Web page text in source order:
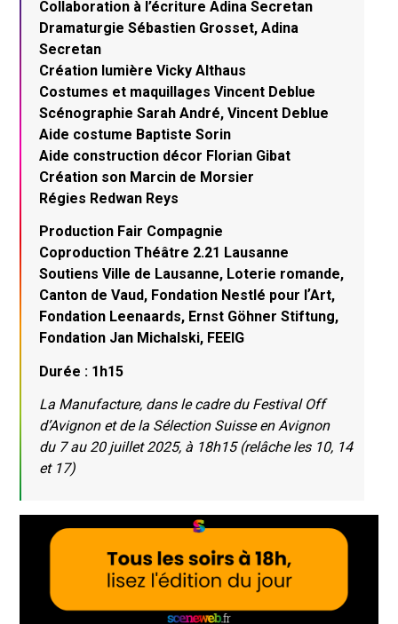
Collaboration à l’écriture Adina Secretan
Dramaturgie Sébastien Grosset, Adina
Secretan
Création lumière Vicky Althaus
Costumes et maquillages Vincent Deblue
Scénographie Sarah André, Vincent Deblue
Aide costume Baptiste Sorin
Aide construction décor Florian Gibat
Création son Marcin de Morsier
Régies Redwan Reys
Production Fair Compagnie
Coproduction Théâtre 2.21 Lausanne
Soutiens Ville de Lausanne, Loterie romande,
Canton de Vaud, Fondation Nestlé pour lʼArt,
Fondation Leenaards, Ernst Göhner Stiftung,
Fondation Jan Michalski, FEEIG
Durée : 1h15
La Manufacture, dans le cadre du Festival Off
d’Avignon et de la Sélection Suisse en Avignon
du 7 au 20 juillet 2025, à 18h15 (relâche les 10, 14
et 17)